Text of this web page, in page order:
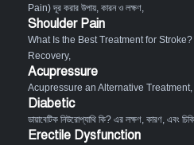
Pain) দূর করার উপায়, কারন ও লক্ষণ,
Shoulder Pain
What Is the Best Treatment for
Recovery,
Acupressure
Acupressure an Alternative Treatment,
Diabetic
ডায়াবেটিক নিউরোপ্যাথি কি? এর লক্ষণ, কারণ, এবং
Erectile Dysfunction